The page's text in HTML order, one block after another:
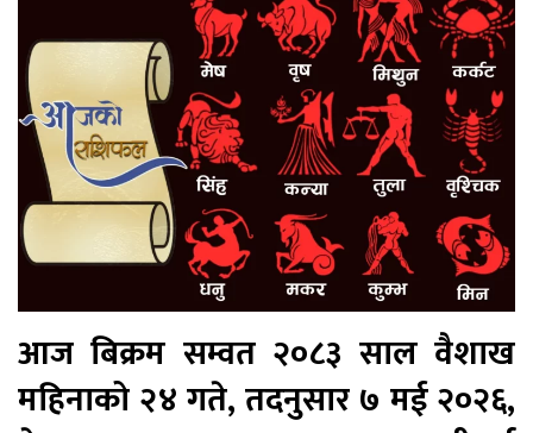
आज बिक्रम सम्वत २०८३ साल वैशाख
महिनाको २४ गते, तदनुसार ७ मई २०२६,